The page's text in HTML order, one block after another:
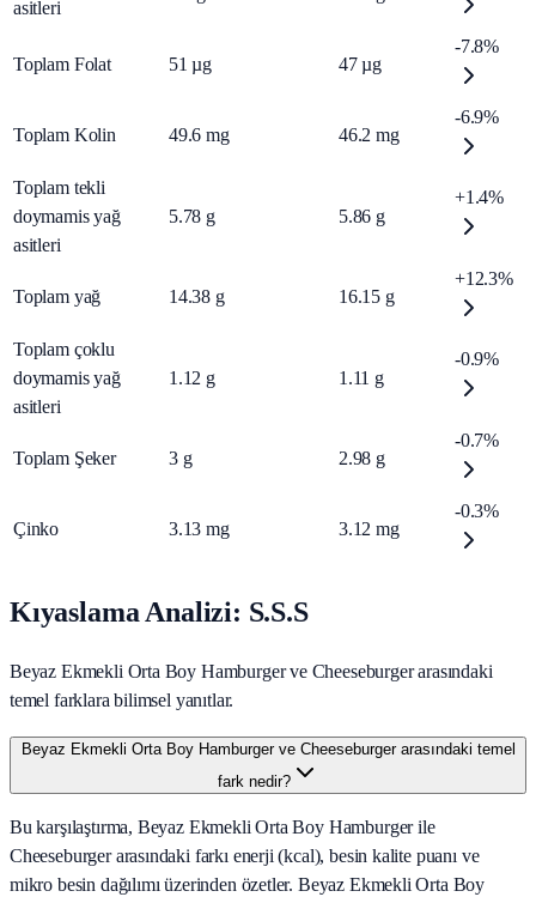
asitleri
Toplam Folat 51 µg 47 µg
-7.8%
Toplam Kolin 49.6 mg 46.2 mg
-6.9%
Toplam tekli
doymamis yağ
asitleri
5.78 g 5.86 g
+1.4%
Toplam yağ 14.38 g 16.15 g
+12.3%
Toplam çoklu
doymamis yağ
asitleri
1.12 g 1.11 g
-0.9%
Toplam Şeker 3 g 2.98 g
-0.7%
Çinko 3.13 mg 3.12 mg
-0.3%
Kıyaslama Analizi: S.S.S
Beyaz Ekmekli Orta Boy Hamburger ve Cheeseburger arasındaki
temel farklara bilimsel yanıtlar.
Beyaz Ekmekli Orta Boy Hamburger ve Cheeseburger arasındaki temel
fark nedir?
Bu karşılaştırma, Beyaz Ekmekli Orta Boy Hamburger ile
Cheeseburger arasındaki farkı enerji (kcal), besin kalite puanı ve
mikro besin dağılımı üzerinden özetler. Beyaz Ekmekli Orta Boy